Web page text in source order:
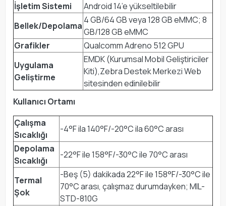
İşletim Sistemi
Android 14’e yükseltilebilir
Bellek/Depolama
4 GB/64 GB veya 128 GB eMMC; 8
GB/128 GB eMMC
Grafikler
Qualcomm Adreno 512 GPU
Uygulama
Geliştirme
EMDK (Kurumsal Mobil Geliştiriciler
Kiti),Zebra Destek Merkezi Web
sitesinden edinilebilir
Kullanıcı Ortamı
Çalışma
Sıcaklığı
-4°F ila 140°F/-20°C ila 60°C arası
Depolama
Sıcaklığı
-22°F ile 158°F/-30°C ile 70°C arası
Termal
Şok
-Beş (5) dakikada 22°F ile 158°F/-30°C ile
70°C arası, çalışmaz durumdayken; MIL-
STD-810G